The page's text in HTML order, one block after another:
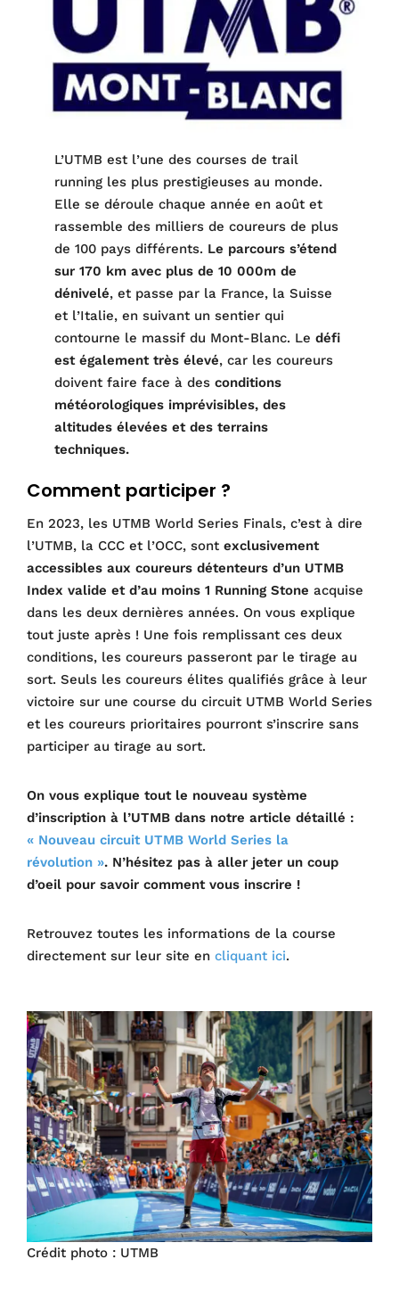
L’UTMB est l’une des courses de trail
running les plus prestigieuses au monde.
Elle se déroule chaque année en août et
rassemble des milliers de coureurs de plus
de 100 pays différents. Le parcours s’étend
sur 170 km avec plus de 10 000m de
dénivelé, et passe par la France, la Suisse
et l’Italie, en suivant un sentier qui
contourne le massif du Mont-Blanc. Ledéfi
est également très élevé, car les coureurs
doivent faire face à desconditions
météorologiques imprévisibles, des
altitudes élevées et des terrains
techniques.
Comment participer ?
En 2023, les UTMB World Series Finals, c’est à dire
l’UTMB, la CCC et l’OCC, sont exclusivement
accessibles aux coureurs détenteurs d’un UTMB
Index valide et d’au moins 1 Running Stone acquise
dans les deux dernières années. On vous explique
tout juste après ! Une fois remplissant ces deux
conditions, les coureurs passeront par le tirage au
sort. Seuls les coureurs élites qualifiés grâce à leur
victoire sur une course du circuit UTMB World Series
et les coureurs prioritaires pourront s’inscrire sans
participer au tirage au sort.
On vous explique tout le nouveau système
d’inscription à l’UTMB dans notre article détaillé :
« Nouveau circuit UTMB World Series la
révolution ». N’hésitez pas à aller jeter un coup
d’oeil pour savoir comment vous inscrire !
Retrouvez toutes les informations de la course
directement sur leur site en cliquant ici.
Crédit photo : UTMB